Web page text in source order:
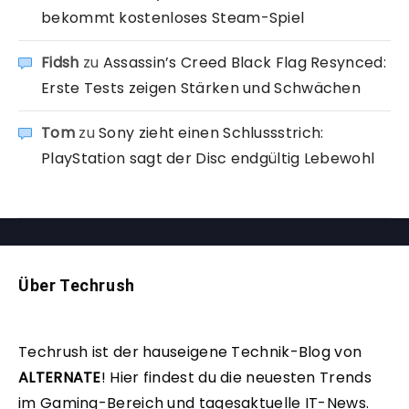
bekommt kostenloses Steam-Spiel
Fidsh zu Assassin’s Creed Black Flag Resynced:
Erste Tests zeigen Stärken und Schwächen
TomzuSony zieht einen Schlussstrich:
PlayStation sagt der Disc endgültig Lebewohl
Über Techrush
Techrush ist der hauseigene Technik-Blog von
ALTERNATE! Hier findest du die neuesten Trends
im Gaming-Bereich und tagesaktuelle IT-News.